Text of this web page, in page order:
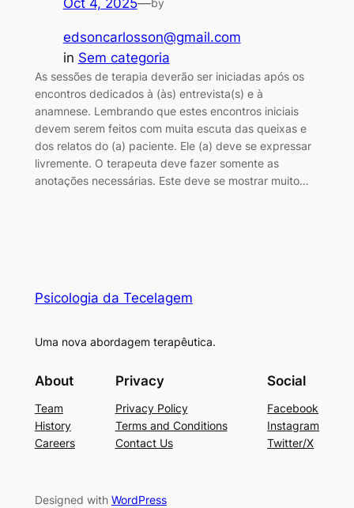
Oct 4, 2025—by
edsoncarlosson@gmail.com
in Sem categoria
As sessões de terapia deverão ser iniciadas após os
encontros dedicados à (às) entrevista(s) e à
anamnese. Lembrando que estes encontros iniciais
devem serem feitos com muita escuta das queixas e
dos relatos do (a) paciente. Ele (a) deve se expressar
livremente. O terapeuta deve fazer somente as
anotações necessárias. Este deve se mostrar muito…
Psicologia da Tecelagem
Uma nova abordagem terapêutica.
About
Team
History
Careers
Privacy
Privacy Policy
Terms and Conditions
Contact Us
Social
Facebook
Instagram
Twitter/X
Designed with WordPress